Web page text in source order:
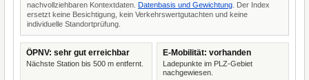
nachvollziehbaren Kontextdaten. Datenbasis und Gewichtung . Der Index
ersetzt keine Besichtigung, kein Verkehrswertgutachten und keine
individuelle Standortprüfung.
ÖPNV: sehr gut erreichbar
Nächste Station bis 500 m entfernt.
E-Mobilität: vorhanden
Ladepunkte im PLZ-Gebiet
nachgewiesen.